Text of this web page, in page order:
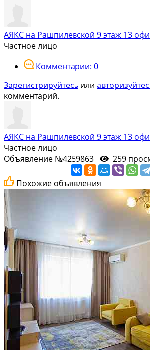
АЯКС на Рашпилевской 9 этаж 13
Частное лицо
Комментарии: 0
Зарегистрируйтесь или
комментарий.
АЯКС на Рашпилевской 9 этаж 13
Частное лицо
Объявление №4259863
259
Похожие объявления